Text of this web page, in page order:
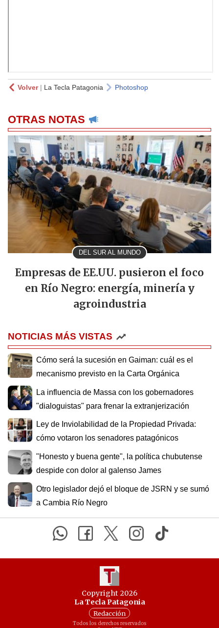
Volver| La Tecla Patagonia Photoshop
OTRAS NOTAS
DEL SUR AL MUNDO
Empresas de EE.UU. pusieron el foco
en Río Negro: energía, minería y
agroindustria
NOTICIAS MÁS VISTAS
Cómo será la sucesión en Gaiman: cuál es el
mecanismo previsto en la Carta Orgánica
La influencia de Massa con los gobernadores
"dialoguistas" para frenar la extranjerización
Ley de Inviolabilidad de la Propiedad Privada:
cómo votaron los senadores patagónicos
"Honesto y buena gente", la política chubutense
despide con dolor al galenso James
Otro legislador dejó el bloque de JSRN y se sumó
a Cambia Río Negro
Copyright 2026
La Tecla Patagonia
Redacción
Todos los derechos reservados